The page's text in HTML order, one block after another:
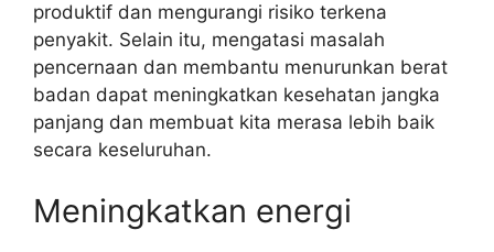
produktif dan mengurangi risiko terkena
penyakit. Selain itu, mengatasi masalah
pencernaan dan membantu menurunkan berat
badan dapat meningkatkan kesehatan jangka
panjang dan membuat kita merasa lebih baik
secara keseluruhan.
Meningkatkan energi